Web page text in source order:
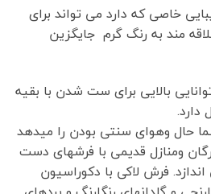
خاصی که دارد می تواند برای
مند به رنگ گرم جایگزین
بالایی برای ست شدن با بقیه
حال وهوای سنتی بودن را میدهد
ومنازل قدیمی با فرشهای دست
فرش لاکی با دکوراسیون